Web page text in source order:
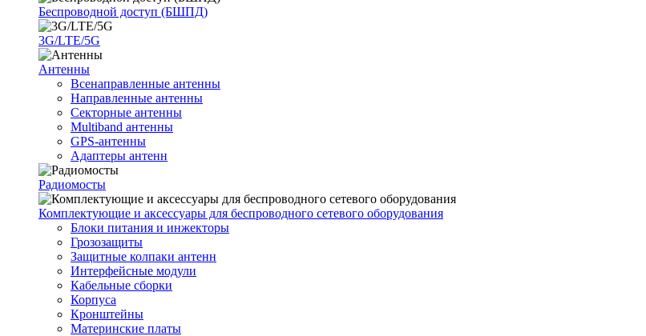
Беспроводной доступ (БШПД)
3G/LTE/5G
Антенны
Всенаправленные антенны
Направленные антенны
Секторные антенны
Multiband антенны
GPS-антенны
Адаптеры антенн
Радиомосты
Комплектующие и аксессуары для беспроводного сетевого оборудования
Блоки питания и инжекторы
Грозозащиты
Защитные колпаки антенн
Интерфейсные модули
Кабельные сборки
Корпуса
Кронштейны
Материнские платы